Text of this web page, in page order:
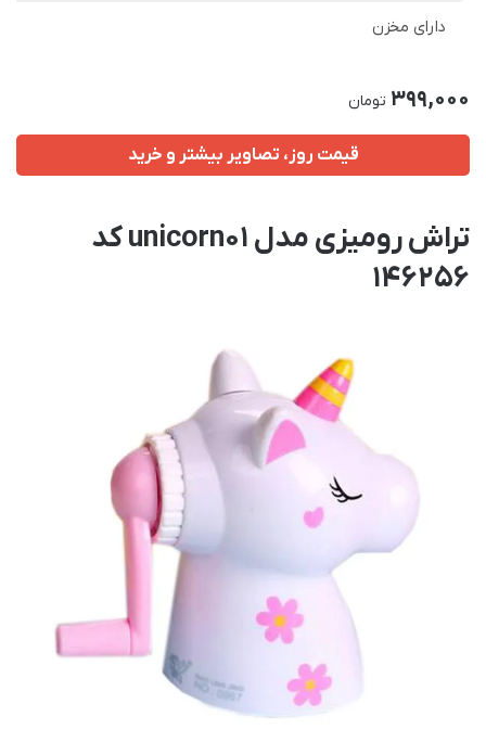
دارای مخزن
399,000 تومان
قیمت روز، تصاویر بیشتر و خرید
تراش رومیزی مدل unicorn01 کد
146256